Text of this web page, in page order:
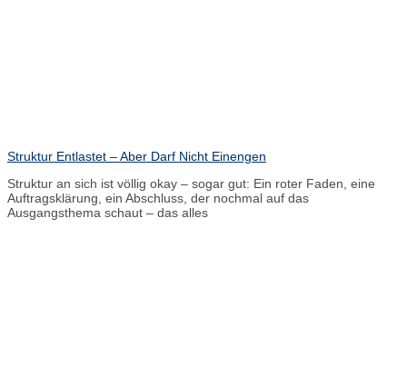
Struktur Entlastet – Aber Darf Nicht Einengen
Struktur an sich ist völlig okay – sogar gut: Ein roter Faden, eine
Auftragsklärung, ein Abschluss, der nochmal auf das
Ausgangsthema schaut – das alles